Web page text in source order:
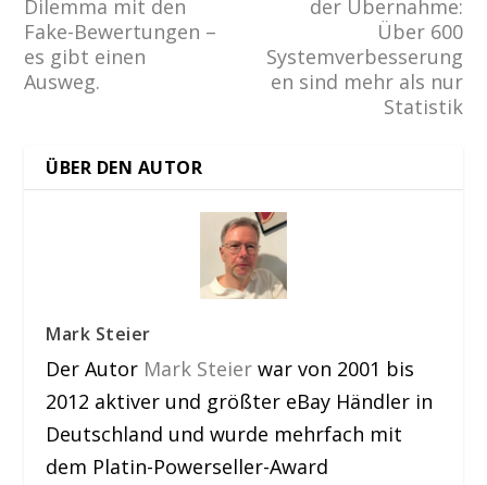
Dilemma mit den
Fake-Bewertungen –
es gibt einen
Ausweg.
der Übernahme:
Über 600
Systemverbesserung
en sind mehr als nur
Statistik
ÜBER DEN AUTOR
Mark Steier
Der Autor Mark Steier war von 2001 bis
2012 aktiver und größter eBay Händler in
Deutschland und wurde mehrfach mit
dem Platin-Powerseller-Award